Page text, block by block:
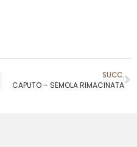
SUCC.
CAPUTO – SEMOLA RIMACINATA